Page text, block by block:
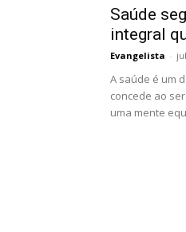
Saúde
integral
Evangelista -
A saúde é um
concede ao
uma mente